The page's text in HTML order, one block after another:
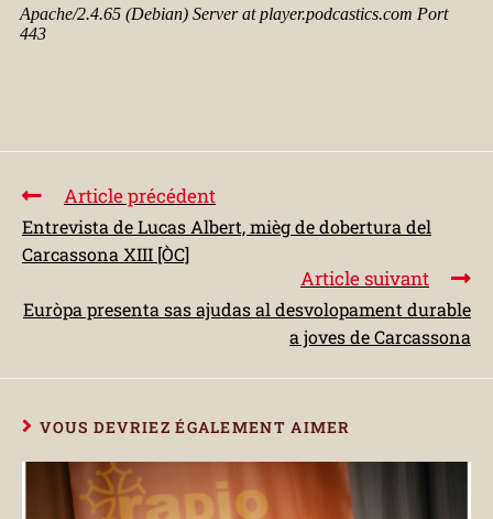
Article précédent
Entrevista de Lucas Albert, mièg de dobertura del
Carcassona XIII [ÒC]
Article suivant
Euròpa presenta sas ajudas al desvolopament durable
a joves de Carcassona
VOUS DEVRIEZ ÉGALEMENT AIMER